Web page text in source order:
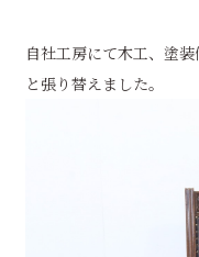
自社工房にて木工、塗
と張り替えました。